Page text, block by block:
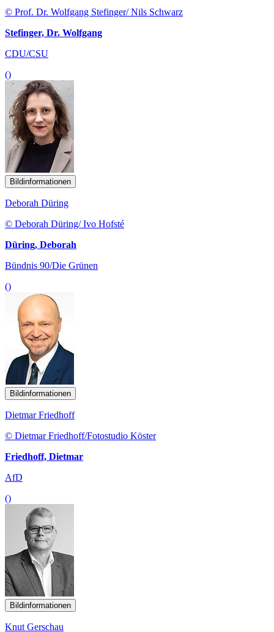
© Prof. Dr. Wolfgang Stefinger/ Nils Schwarz
Stefinger, Dr. Wolfgang
CDU/CSU
()
Bildinformationen
Deborah Düring
© Deborah Düring/ Ivo Hofsté
Düring, Deborah
Bündnis 90/Die Grünen
()
Bildinformationen
Dietmar Friedhoff
© Dietmar Friedhoff/Fotostudio Köster
Friedhoff, Dietmar
AfD
()
Bildinformationen
Knut Gerschau